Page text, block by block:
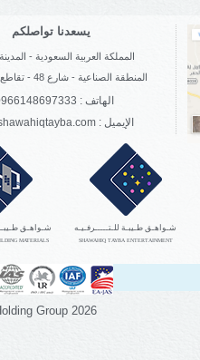
يسعدنا تواصلكم
المملكة العربية السعودية -
المنطقة الصناعية - شارع 48 - تقاطع الشارع 83
الهاتف : 00966148697333
info@shawahiqtayba.com : الإيميل
شـواهـق طـيبـة
MATERIALS
شـواهـق طـيبـة للـتـــــرفـيـه
SHAWAHIQ TAYBA ENTERTAINMENT
Group 2026